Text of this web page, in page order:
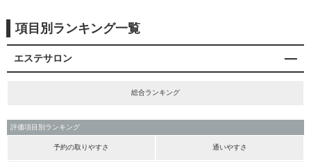
項目別ランキング一覧
エステサロン
総合ランキング
評価項目別ランキング
予約の取りやすさ 通いやすさ